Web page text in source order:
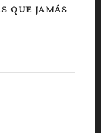
QUE JAMÁS